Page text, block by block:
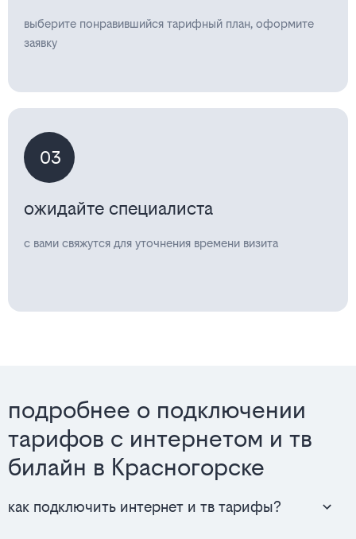
выберите понравившийся тарифный план, оформите
заявку
03
ожидайте специалиста
с вами свяжутся для уточнения времени визита
подробнее о подключении
тарифов с интернетом и тв
билайн в Красногорске
как подключить интернет и тв тарифы?